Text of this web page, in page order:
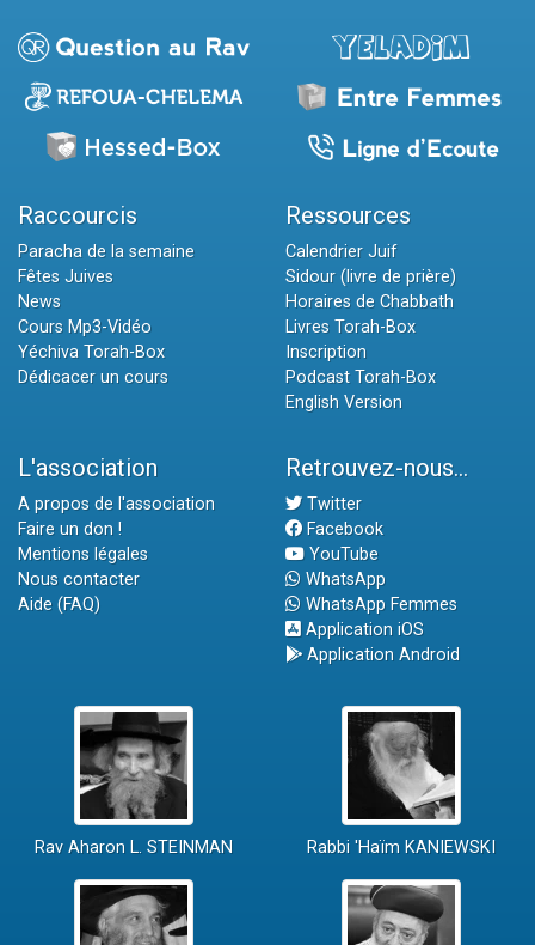
Raccourcis
Paracha de la semaine
Fêtes Juives
News
Cours Mp3-Vidéo
Yéchiva Torah-Box
Dédicacer un cours
Ressources
Calendrier Juif
Sidour (livre de prière)
Horaires de Chabbath
Livres Torah-Box
Inscription
Podcast Torah-Box
English Version
L'association
A propos de l'association
Faire un don !
Mentions légales
Nous contacter
Aide (FAQ)
Retrouvez-nous...
Twitter
Facebook
YouTube
WhatsApp
WhatsApp Femmes
Application iOS
Application Android
Rav Aharon L. STEINMAN Rabbi 'Haïm KANIEWSKI